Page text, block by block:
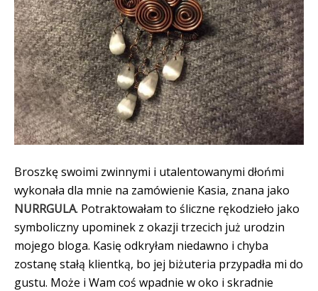
Broszkę swoimi zwinnymi i utalentowanymi dłońmi
wykonała dla mnie na zamówienie Kasia, znana jako
NURRGULA. Potraktowałam to śliczne rękodzieło jako
symboliczny upominek z okazji trzecich już urodzin
mojego bloga. Kasię odkryłam niedawno i chyba
zostanę stałą klientką, bo jej biżuteria przypadła mi do
gustu. Może i Wam coś wpadnie w oko i skradnie